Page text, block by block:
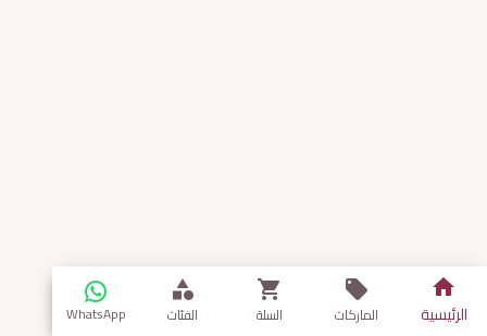
الرئيسية الماركات السلة الفئات WhatsApp